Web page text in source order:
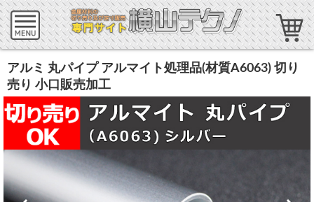
アルミ 丸パイプ アルマイト処理品(材質A6063) 切り
売り 小口販売加工